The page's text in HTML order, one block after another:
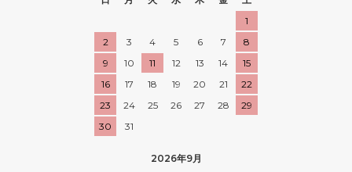
1
2
3 4 5 6 7
8
9
10 11 12 13 14
15
16
17 18 19 20 21
22
23
24 25 26 27 28
29
30
31
2026年9月